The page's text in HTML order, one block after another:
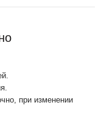
при изменении